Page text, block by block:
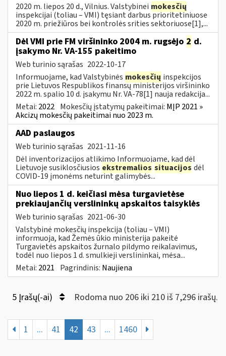
2020 m. liepos 20 d., Vilnius. Valstybinei mokesčių
inspekcijai (toliau – VMI) tęsiant darbus prioritetiniuose
2020 m. priežiūros bei kontrolės srities sektoriuose[1],...
Dėl VMI prie FM viršininko 2004 m. rugsėjo 2 d.
įsakymo Nr. VA-155 pakeitimo
Web turinio sąrašas 2022-10-17
Informuojame, kad Valstybinės mokesčių inspekcijos
prie Lietuvos Respublikos finansų ministerijos viršininko
2022 m. spalio 10 d. įsakymu Nr. VA-78[1] nauja redakcija...
Metai: 2022 Mokesčių įstatymų pakeitimai: MĮP 2021 »
Akcizų mokesčių pakeitimai nuo 2023 m.
AAD paslaugos
Web turinio sąrašas 2021-11-16
Dėl inventorizacijos atlikimo Informuojame, kad dėl
Lietuvoje susiklosčiusios ekstremalios situacijos dėl
COVID-19 įmonėms neturint galimybės...
Nuo liepos 1 d. keičiasi mėsa turgavietėse
prekiaujančių verslininkų apskaitos taisyklės
Web turinio sąrašas 2021-06-30
Valstybinė mokesčių inspekcija (toliau – VMI)
informuoja, kad Žemės ūkio ministerija pakeitė
Turgavietės apskaitos žurnalo pildymo reikalavimus,
todėl nuo liepos 1 d. smulkieji verslininkai, mėsa...
Metai: 2021 Pagrindinis: Naujiena
5 Įrašų(-ai) Rodoma nuo 206 iki 210 iš 7,296 irašų.
1 ... 41 42 43 ... 1460